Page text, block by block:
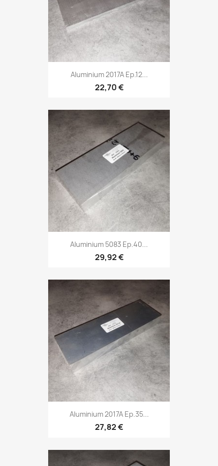
Aluminium 2017A Ep.12...
22,70 €
Aluminium 5083 Ep.40...
29,92 €
Aluminium 2017A Ep.35...
27,82 €